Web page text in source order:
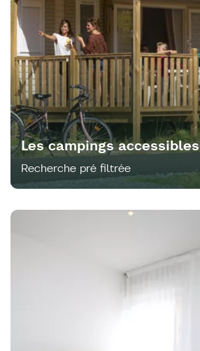
Les campings accessibles
Recherche pré filtrée